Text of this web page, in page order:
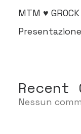
MTM ♥
Recent
Nessun